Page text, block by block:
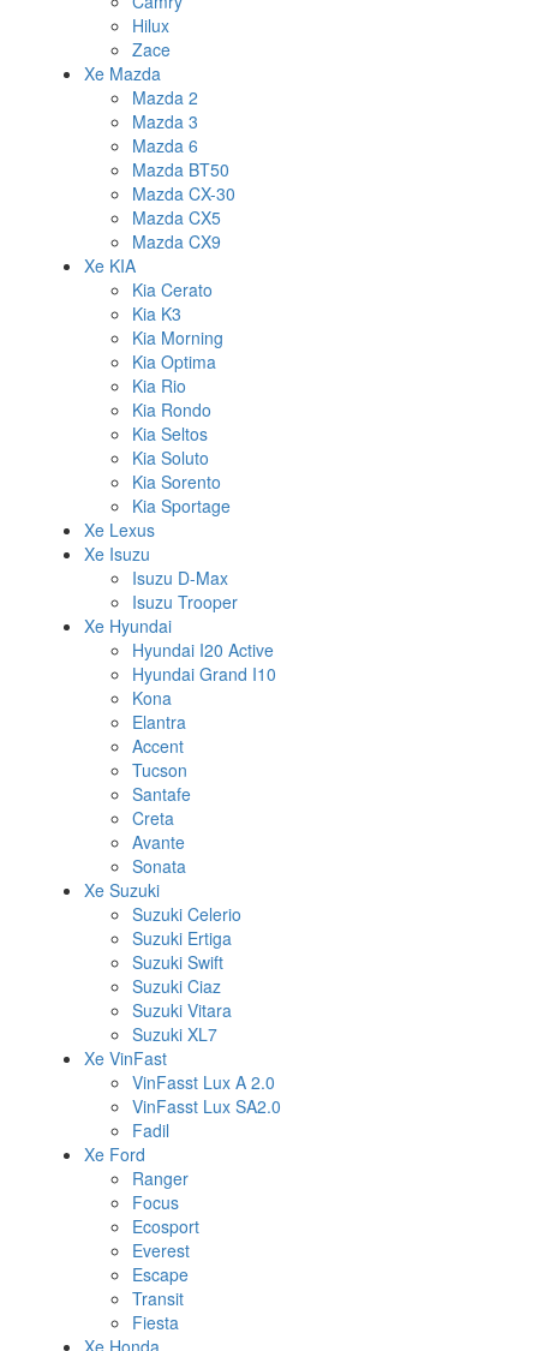
Hilux
Zace
Xe Mazda
Mazda 2
Mazda 3
Mazda 6
Mazda BT50
Mazda CX-30
Mazda CX5
Mazda CX9
Xe KIA
Kia Cerato
Kia K3
Kia Morning
Kia Optima
Kia Rio
Kia Rondo
Kia Seltos
Kia Soluto
Kia Sorento
Kia Sportage
Xe Lexus
Xe Isuzu
Isuzu D-Max
Isuzu Trooper
Xe Hyundai
Hyundai I20 Active
Hyundai Grand I10
Kona
Elantra
Accent
Tucson
Santafe
Creta
Avante
Sonata
Xe Suzuki
Suzuki Celerio
Suzuki Ertiga
Suzuki Swift
Suzuki Ciaz
Suzuki Vitara
Suzuki XL7
Xe VinFast
VinFasst Lux A 2.0
VinFasst Lux SA2.0
Fadil
Xe Ford
Ranger
Focus
Ecosport
Everest
Escape
Transit
Fiesta